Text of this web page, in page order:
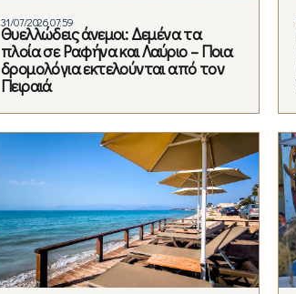
31/07/2026 07:59
Θυελλώδεις άνεμοι: Δεμένα τα
πλοία σε Ραφήνα και Λαύριο – Ποια
δρομολόγια εκτελούνται από τον
Πειραιά